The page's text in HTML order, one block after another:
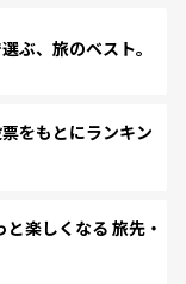
ぶ、旅のベスト。
をもとにランキン
楽しくなる 旅先・